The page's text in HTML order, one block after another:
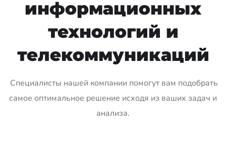
информационных
технологий и
телекоммуникаций
Специалисты нашей компании помогут вам подобрать
самое оптимальное решение исходя из ваших задач и
анализа.